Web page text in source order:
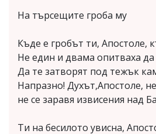
На търсещите гроба му
Къде е гробът ти, Апостоле,
Не един и двама опитваха да
Да те затворят под тежък
Напразно! Духът,Апостоле,
не се заравя извисения над
Ти на бесилото увисна,